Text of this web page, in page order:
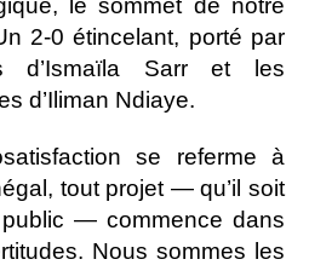
2-0 étincelant, porté par
d’Ismaïla Sarr et les
d’Iliman Ndiaye.
se referme à
tout projet — qu’il soit
— commence dans
Nous sommes les